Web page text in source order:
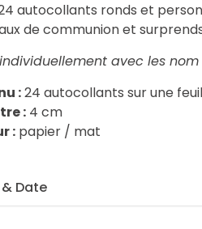
autocollants ronds et
de communion et
avec les
:24 autocollants sur une
:4 cm
:papier / mat
Date